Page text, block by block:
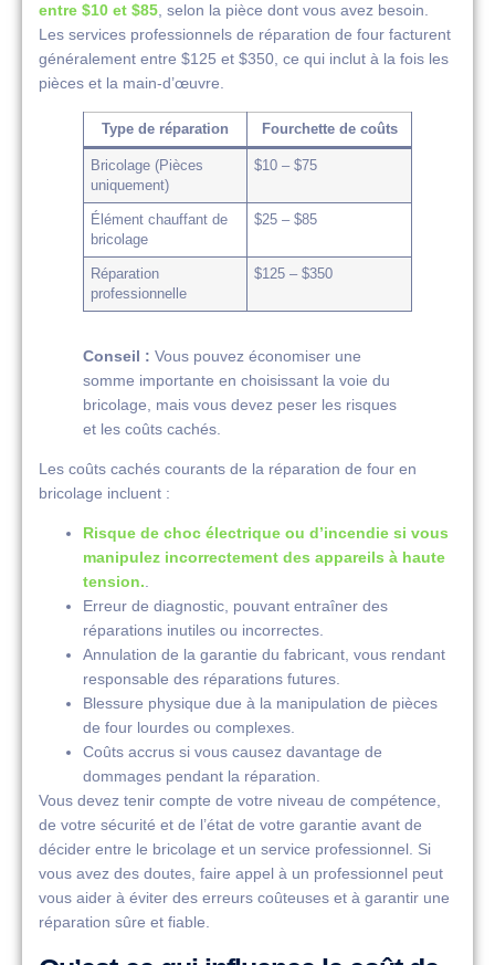
entre $10 et $85, selon la pièce dont vous avez besoin.
Les services professionnels de réparation de four facturent
généralement entre $125 et $350, ce qui inclut à la fois les
pièces et la main-d’œuvre.
Type de réparation Fourchette de coûts
Bricolage (Pièces
uniquement)
$10 – $75
Élément chauffant de
bricolage
$25 – $85
Réparation
professionnelle
$125 – $350
Conseil : Vous pouvez économiser une
somme importante en choisissant la voie du
bricolage, mais vous devez peser les risques
et les coûts cachés.
Les coûts cachés courants de la réparation de four en
bricolage incluent :
Risque de choc électrique ou d’incendie si vous
manipulez incorrectement des appareils à haute
tension..
Erreur de diagnostic, pouvant entraîner des
réparations inutiles ou incorrectes.
Annulation de la garantie du fabricant, vous rendant
responsable des réparations futures.
Blessure physique due à la manipulation de pièces
de four lourdes ou complexes.
Coûts accrus si vous causez davantage de
dommages pendant la réparation.
Vous devez tenir compte de votre niveau de compétence,
de votre sécurité et de l’état de votre garantie avant de
décider entre le bricolage et un service professionnel. Si
vous avez des doutes, faire appel à un professionnel peut
vous aider à éviter des erreurs coûteuses et à garantir une
réparation sûre et fiable.